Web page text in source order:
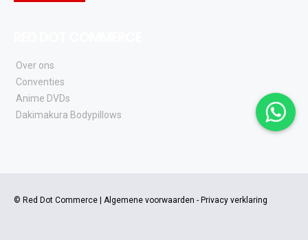
Over ons
Conventies
Anime DVDs
Dakimakura Bodypillows
© Red Dot Commerce | Algemene voorwaarden - Privacy verklaring